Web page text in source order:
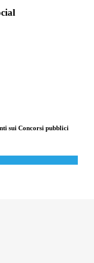
sui Concorsi pubblici